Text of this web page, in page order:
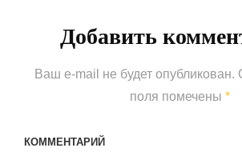
Добавить
Ваш e-mail не будет опубликован.
поля помечены *
КОММЕНТАРИЙ